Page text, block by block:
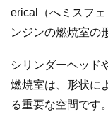
erical（へミスフ
ンジンの燃焼室の
シリンダーヘッド
燃焼室は、形状に
る重要な空間です